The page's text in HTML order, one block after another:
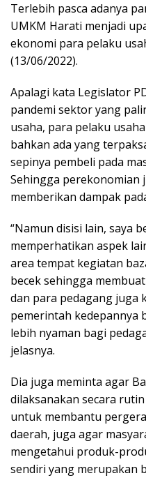
Terlebih pasca adanya
UMKM Harati menjadi
ekonomi para pelaku
(13/06/2022).
Apalagi kata Legislator
pandemi sektor yang
usaha, para pelaku
bahkan ada yang
sepinya pembeli pada
Sehingga perekonomian
memberikan dampak
“Namun disisi lain, saya
memperhatikan aspek
area tempat kegiatan
becek sehingga
dan para pedagang juga
pemerintah kedepannya
lebih nyaman bagi
jelasnya.
Dia juga meminta agar
dilaksanakan secara
untuk membantu
daerah, juga agar
mengetahui produk-
sendiri yang merupakan